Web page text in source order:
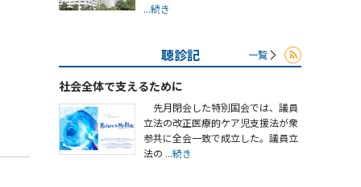
...続き
聴診記 一覧
社会全体で支えるために
先月閉会した特別国会では、議員
立法の改正医療的ケア児支援法が衆
参共に全会一致で成立した。議員立
法の ...続き